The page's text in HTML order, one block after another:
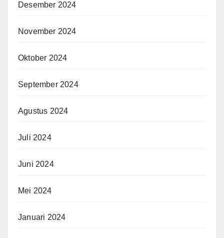
Desember 2024
November 2024
Oktober 2024
September 2024
Agustus 2024
Juli 2024
Juni 2024
Mei 2024
Januari 2024